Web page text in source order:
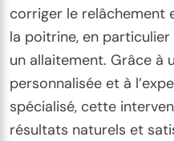
corriger le relâchement
la poitrine, en
un allaitement. Grâce à
personnalisée et à
spécialisé, cette
résultats naturels et